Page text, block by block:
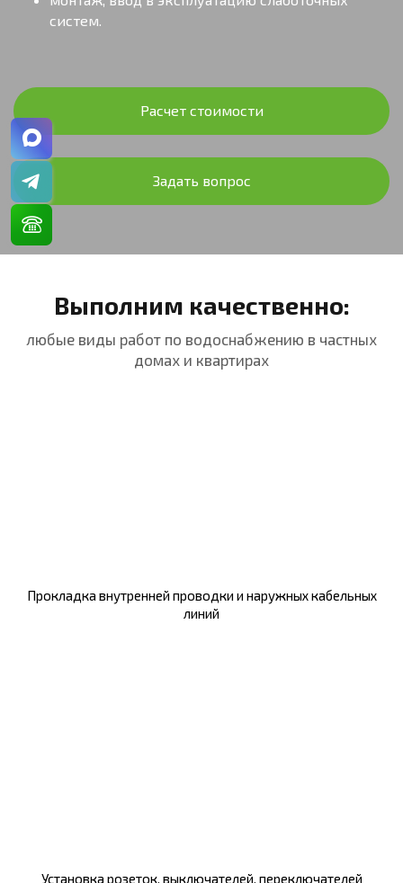
систем.
Расчет стоимости
Задать вопрос
Выполним качественно:
любые виды работ по водоснабжению в частных
домах и квартирах
Прокладка внутренней проводки и наружных кабельных
линий
Установка розеток, выключателей, переключателей